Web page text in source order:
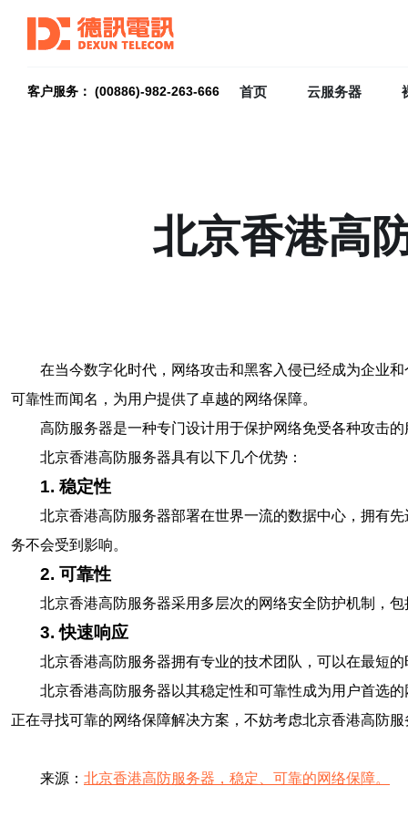
客户服务： (00886)-982-263-666 首页 云服务器
北京香港高
在当今数字化时代，网络攻击和黑客入侵已经成为企业
可靠性而闻名，为用户提供了卓越的网络保障。
高防服务器是一种专门设计用于保护网络免受各种攻击
北京香港高防服务器具有以下几个优势：
1. 稳定性
北京香港高防服务器部署在世界一流的数据中心，拥有
务不会受到影响。
2. 可靠性
北京香港高防服务器采用多层次的网络安全防护机制，
3. 快速响应
北京香港高防服务器拥有专业的技术团队，可以在最短
北京香港高防服务器以其稳定性和可靠性成为用户首选
正在寻找可靠的网络保障解决方案，不妨考虑北京香港高防服
来源： 北京香港高防服务器，稳定、可靠的网络保障。